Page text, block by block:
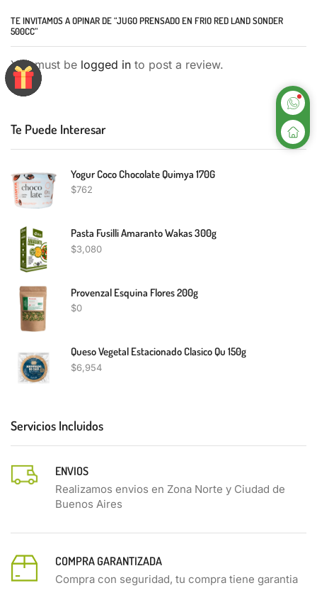
TE INVITAMOS A OPINAR DE “JUGO PRENSADO EN FRIO RED LAND SONDER
500CC”
You must be logged in to post a review.
Te Puede Interesar
Yogur Coco Chocolate Quimya 170G
$762
Pasta Fusilli Amaranto Wakas 300g
$3,080
Provenzal Esquina Flores 200g
$0
Queso Vegetal Estacionado Clasico Qu 150g
$6,954
Servicios Incluidos
ENVIOS
Realizamos envios en Zona Norte y Ciudad de
Buenos Aires
COMPRA GARANTIZADA
Compra con seguridad, tu compra tiene garantia